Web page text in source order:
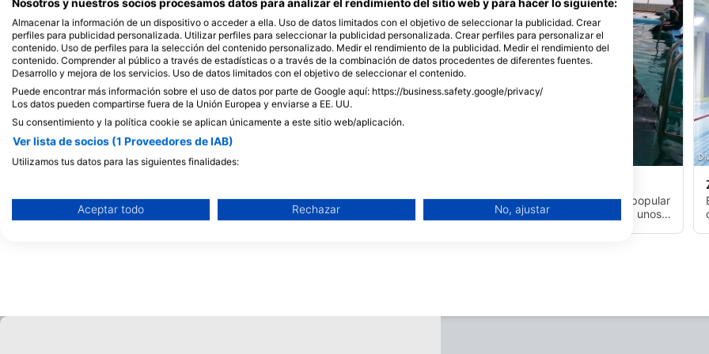
SSI Service Center Japan, 101-0051 Chiyoda-ku
Jogashima está situada en el punto más meridional
de la península de Miura, en la prefectura de
Muy cerca del centro de la ciudad y un lugar popular
para el buceo de día. El lugar de buceo está a unos
Nosotros y nuestros socios procesamos datos para analizar el rendimiento del sitio web y para hacer lo siguiente:
Almacenar la información de un dispositivo o acceder a ella. Uso de datos limitados con el objetivo de seleccionar la publicidad. Crear
perfiles para publicidad personalizada. Utilizar perfiles para seleccionar la publicidad personalizada. Crear perfiles para personalizar el
contenido. Uso de perfiles para la selección del contenido personalizado. Medir el rendimiento de la publicidad. Medir el rendimiento del
contenido. Comprender al público a través de estadísticas o a través de la combinación de datos procedentes de diferentes fuentes.
Desarrollo y mejora de los servicios. Uso de datos limitados con el objetivo de seleccionar el contenido.
Puede encontrar más información sobre el uso de datos por parte de Google aquí: https://business.safety.google/privacy/
Los datos pueden compartirse fuera de la Unión Europea y enviarse a EE. UU.
Su consentimiento y la política cookie se aplican únicamente a este sitio web/aplicación.
Ver lista de socios (1 Proveedores de IAB)
Utilizamos tus datos para las siguientes finalidades:
Almacenar la información en un dispositivo y/o acceder a ella
Aceptar todo Rechazar No, ajustar